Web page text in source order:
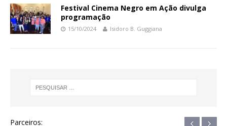
Festival Cinema Negro em Ação divulga
programação
15/10/2024 Isidoro B. Guggiana
Parceiros: ‹ ›